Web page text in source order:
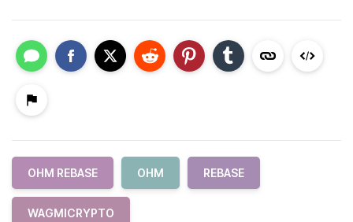
OHM REBASE OHM REBASE
WAGMICRYPTO